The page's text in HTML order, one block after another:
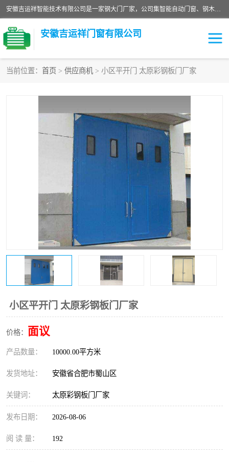
安徽吉运祥智能技术有限公司是一家钢大门厂家，公司集智能自动门窗、钢木门、特种门窗、工业门窗、图集门窗、定制门窗、非标门窗等通道产品的研发设计、制作、安装于一体的综合性、性高新技术企业。
安徽吉运祥门窗有限公司
当前位置： 首页 > 供应商机 > 小区平开门 太原彩钢板门厂家
小区平开门 太原彩钢板门厂家
价格： 面议
产品数量： 10000.00平方米
发货地址： 安徽省合肥市蜀山区
关键词： 太原彩钢板门厂家
发布日期： 2026-08-06
阅 读 量： 192
防撞自由门 变压器室门窗
工业电动折叠门
工业平移门
监狱门及监狱设备
变压器室配电房门 钢大门厂家
防火门 彩钢板门